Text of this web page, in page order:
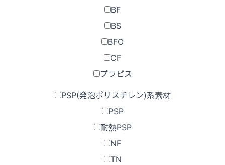
BF
BS
BFO
CF
プラピス
PSP(発泡ポリスチレン)系素材
PSP
耐熱PSP
NF
TN